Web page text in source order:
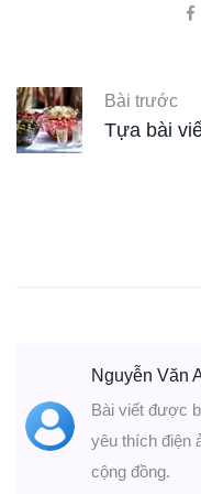
Bài trước
Tựa bài
Nguyễn Văn
Bài viết được
yêu thích điện
cộng đồng.